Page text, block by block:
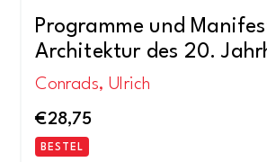
Programme und
Architektur des 20.
Conrads, Ulrich
€28,75
BESTEL